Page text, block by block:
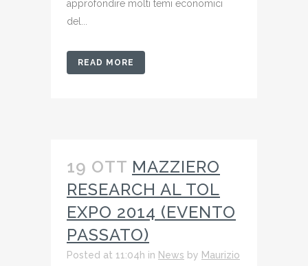
approfondire molti temi economici
del...
READ MORE
19 OTT MAZZIERO
RESEARCH AL TOL
EXPO 2014 (EVENTO
PASSATO)
Posted at 11:04h in News by Maurizio